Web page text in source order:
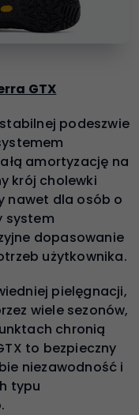
GTX
podeszwie
amortyzację na
krój cholewki
nawet dla osób o
system
dopasowanie
użytkownika.
pielęgnacji,
wiele sezonów,
chronią
to bezpieczny
niezawodność i
typu